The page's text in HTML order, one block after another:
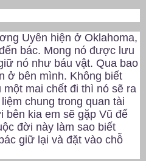
Uyên hiện ở Oklahoma,
bác. Mong nó được lưu
nó như báu vật. Qua bao
ở bên mình. Không biết
mai chết đi thì nó sẽ ra
chung trong quan tài
bên kia em sẽ gặp Vũ để
đời này làm sao biết
giữ lại và đặt vào chỗ